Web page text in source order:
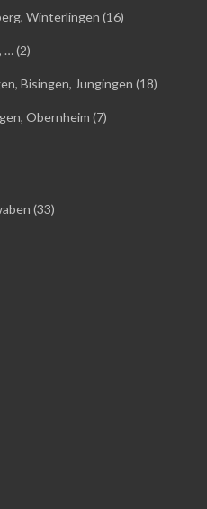
Winterlingen (16)
… (2)
Bisingen, Jungingen (18)
Obernheim (7)
(33)